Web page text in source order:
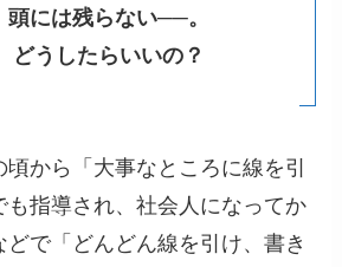
頭には残らない──。
どうしたらいいの？
から「大事なところに線を引
も指導され、社会人になってか
どで「どんどん線を引け、書き